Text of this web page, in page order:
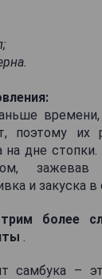
поэтому их
дне стопки.
зажевав
и закуска в
более
самбука –